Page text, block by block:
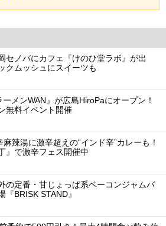
セノバにカフェ『けのひ堂ラボ』が出
クムッシュにスイーツも
メンWAN』が広島HiroPaにオープン！
無料イベント開催
辣湯に激辛超えの“インド辛”カレーも！
』で激辛フェス開催中
の定番・甘じょっぱ系ベーコンジャムバ
『BRISK STAND』